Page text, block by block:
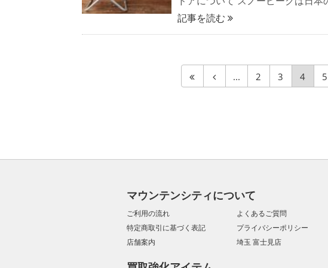
記事を読む
... 2 3 4 5
マウンテンシティについて
ご利用の流れ よくあるご質問
特定商取引に基づく表記
プライバシーポリシー
店舗案内
埼玉 富士見店